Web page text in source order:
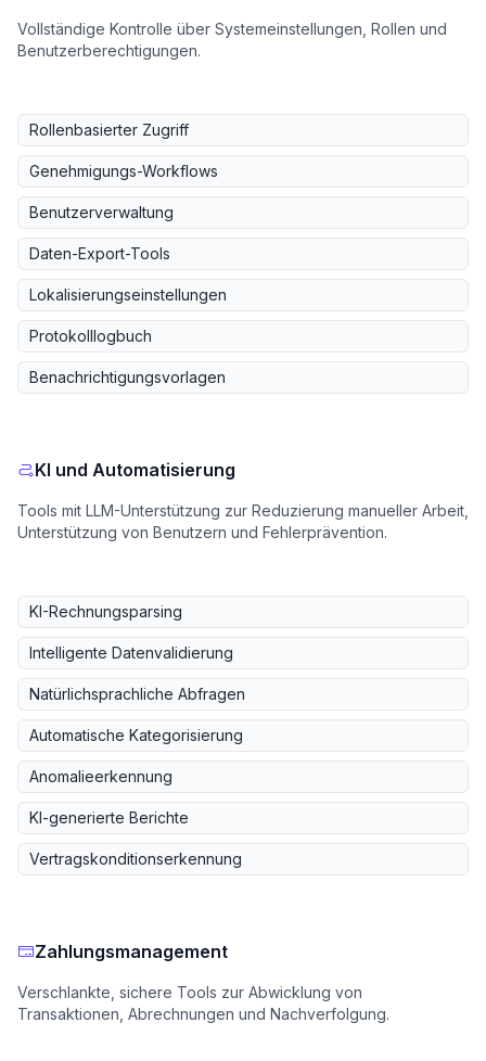
Vollständige Kontrolle über Systemeinstellungen, Rollen und
Benutzerberechtigungen.
Rollenbasierter Zugriff
Genehmigungs-Workflows
Benutzerverwaltung
Daten-Export-Tools
Lokalisierungseinstellungen
Protokolllogbuch
Benachrichtigungsvorlagen
KI und Automatisierung
Tools mit LLM-Unterstützung zur Reduzierung manueller Arbeit,
Unterstützung von Benutzern und Fehlerprävention.
KI-Rechnungsparsing
Intelligente Datenvalidierung
Natürlichsprachliche Abfragen
Automatische Kategorisierung
Anomalieerkennung
KI-generierte Berichte
Vertragskonditionserkennung
Zahlungsmanagement
Verschlankte, sichere Tools zur Abwicklung von
Transaktionen, Abrechnungen und Nachverfolgung.